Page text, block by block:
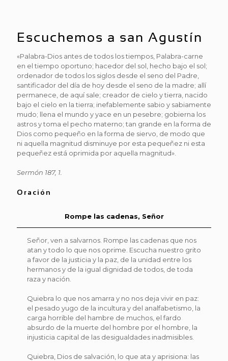
Escuchemos a san Agustín
«Palabra-Dios antes de todos los tiempos, Palabra-carne
en el tiempo oportuno; hacedor del sol, hecho bajo el sol;
ordenador de todos los siglos desde el seno del Padre,
santificador del día de hoy desde el seno de la madre; allí
permanece, de aquí sale; creador de cielo y tierra, nacido
bajo el cielo en la tierra; inefablemente sabio y sabiamente
mudo; llena el mundo y yace en un pesebre; gobierna los
astros y toma el pecho materno; tan grande en la forma de
Dios como pequeño en la forma de siervo, de modo que
ni aquella magnitud disminuye por esta pequeñez ni esta
pequeñez está oprimida por aquella magnitud».
Sermón 187, 1.
Oración
Rompe las cadenas, Señor
Señor, ven a salvarnos. Rompe las cadenas que nos
atan y todo lo que nos oprime. Escucha nuestro grito
a favor de la justicia y la paz, de la unidad entre los
hermanos y de la igual dignidad de todos, de toda
raza y nación.
Quiebra lo que nos amarra y no nos deja vivir en paz:
el pesado yugo de la incultura y del analfabetismo, la
carga horrible del hambre de muchos, el fardo
absurdo de la muerte del hombre por el hombre, la
injusticia capital de las desigualdades inadmisibles.
Quiebra, Dios de salvación, lo que ata y aprisiona: las